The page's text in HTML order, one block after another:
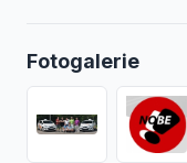
Fotogalerie